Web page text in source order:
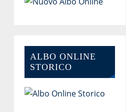
ALBO ONLINE
STORICO